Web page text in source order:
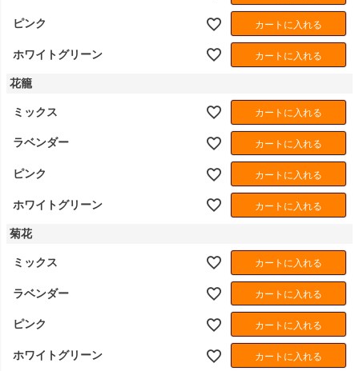
ピンク カートに入れる
ホワイトグリーン カートに入れる
花籠
ミックス カートに入れる
ラベンダー カートに入れる
ピンク カートに入れる
ホワイトグリーン カートに入れる
菊花
ミックス カートに入れる
ラベンダー カートに入れる
ピンク カートに入れる
ホワイトグリーン カートに入れる